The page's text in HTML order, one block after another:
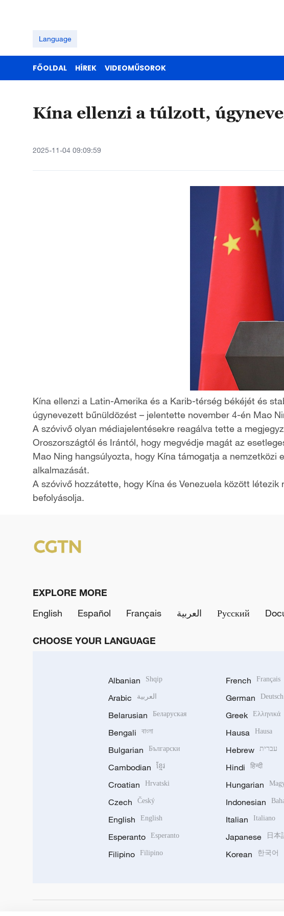
Language
FŐOLDAL HÍREK VIDEOMŰSOROK
Kína ellenzi a túlzott,
2025-11-04 09:09:59
Kína ellenzi a Latin-Amerika és a Karib-térség békéjét és
úgynevezett bűnüldözést – jelentette november 4-én Mao
A szóvivő olyan médiajelentésekre reagálva tette a
Oroszországtól és Irántól, hogy megvédje magát az
Mao Ning hangsúlyozta, hogy Kína támogatja a
alkalmazását.
A szóvivő hozzátette, hogy Kína és Venezuela között
befolyásolja.
EXPLORE MORE
English
Español Français العربية Русский
CHOOSE YOUR LANGUAGE
Albanian Shqip
Arabic العربية
Belarusian Беларуская
Bengali বাংলা
Bulgarian Български
Cambodian ខ្មែរ
Croatian Hrvatski
Czech Český
English English
Esperanto Esperanto
Filipino Filipino
French Français
German Deutsch
Greek Ελληνικά
Hausa Hausa
Hebrew עברית
Hindi हिन्दी
Hungarian
Indonesian
Italian Italiano
Japanese 日本
Korean 한국어